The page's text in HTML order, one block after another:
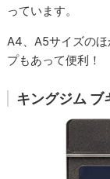
っています。
A4、A5サイズの
プもあって便利！
キングジム ブ